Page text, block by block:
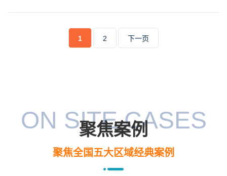
视频监测智能巡检，为电网事业保驾护航。
1 2 下一页
ON SITE CASES
聚焦案例
聚焦全国五大区域经典案例